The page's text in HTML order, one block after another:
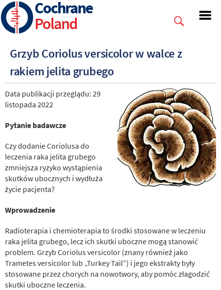
Skip
to
main
Cochrane
Poland
Grzyb Coriolus versicolor w walce z
rakiem jelita grubego
Data publikacji przeglądu: 29
listopada 2022
Pytanie badawcze
Czy dodanie Coriolusa do
leczenia raka jelita grubego
zmniejsza ryzyko wystąpienia
skutków ubocznych i wydłuża
życie pacjenta?
Wprowadzenie
Radioterapia i chemioterapia to środki stosowane w leczeniu
raka jelita grubego, lecz ich skutki uboczne mogą stanowić
problem. Grzyb Coriolus versicolor (znany również jako
Trametes versicolor lub „Turkey Tail”) i jego ekstrakty były
stosowane przez chorych na nowotwory, aby pomóc złagodzić
skutki uboczne leczenia.